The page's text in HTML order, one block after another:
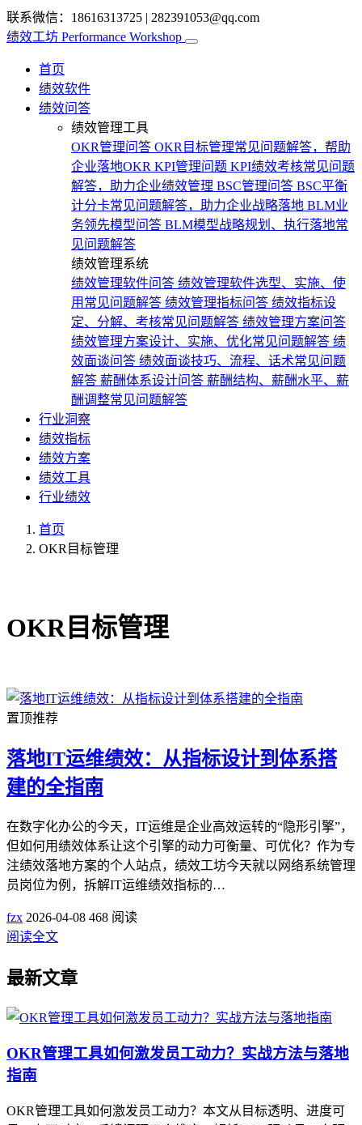
联系微信：18616313725 | 282391053@qq.com
绩效工坊 Performance Workshop
首页
绩效软件
绩效问答
绩效管理工具
OKR管理问答 OKR目标管理常见问题解答，帮助
企业落地OKR KPI管理问题 KPI绩效考核常见问题
解答，助力企业绩效管理 BSC管理问答 BSC平衡
计分卡常见问题解答，助力企业战略落地 BLM业
务领先模型问答 BLM模型战略规划、执行落地常
见问题解答
绩效管理系统
绩效管理软件问答 绩效管理软件选型、实施、使
用常见问题解答 绩效管理指标问答 绩效指标设
定、分解、考核常见问题解答 绩效管理方案问答
绩效管理方案设计、实施、优化常见问题解答 绩
效面谈问答 绩效面谈技巧、流程、话术常见问题
解答 薪酬体系设计问答 薪酬结构、薪酬水平、薪
酬调整常见问题解答
行业洞察
绩效指标
绩效方案
绩效工具
行业绩效
首页
OKR目标管理
OKR目标管理
置顶推荐
落地IT运维绩效：从指标设计到体系搭
建的全指南
在数字化办公的今天，IT运维是企业高效运转的“隐形引擎”，
但如何用绩效体系让这个引擎的动力可衡量、可优化？作为专
注绩效落地方案的个人站点，绩效工坊今天就以网络系统管理
员岗位为例，拆解IT运维绩效指标的…
fzx 2026-04-08 468 阅读
阅读全文
最新文章
OKR管理工具如何激发员工动力？实战方法与落地
指南
OKR管理工具如何激发员工动力？本文从目标透明、进度可